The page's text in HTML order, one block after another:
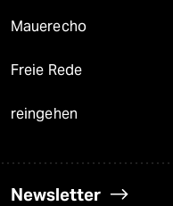
Mauerecho
Freie Rede
reingehen
Newsletter